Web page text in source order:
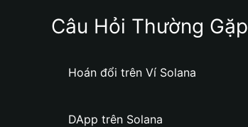
Câu Hỏi Thường Gặp
Hoán đổi trên Ví Solana
DApp trên Solana